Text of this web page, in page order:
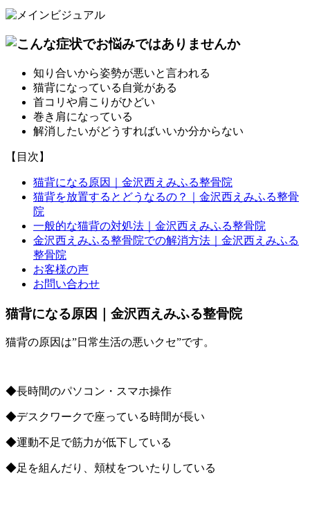
知り合いから姿勢が悪いと言われる
猫背になっている自覚がある
首コリや肩こりがひどい
巻き肩になっている
解消したいがどうすればいいか分からない
【目次】
猫背になる原因｜金沢西えみふる整骨院
猫背を放置するとどうなるの？｜金沢西えみふる整骨
院
一般的な猫背の対処法｜金沢西えみふる整骨院
金沢西えみふる整骨院での解消方法｜金沢西えみふる
整骨院
お客様の声
お問い合わせ
猫背になる原因｜金沢西えみふる整骨院
猫背の原因は”日常生活の悪いクセ”です。
◆長時間のパソコン・スマホ操作
◆デスクワークで座っている時間が長い
◆運動不足で筋力が低下している
◆足を組んだり、頬杖をついたりしている